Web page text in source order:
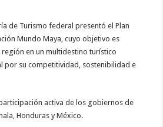
de Turismo federal presentó el Plan
Mundo Maya, cuyo objetivo es
en un multidestino turístico
por su competitividad, sostenibilidad e
activa de los gobiernos de
Honduras y México.